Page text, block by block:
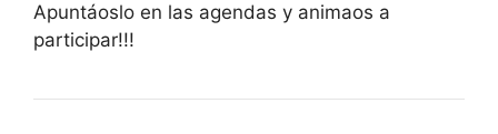
Apuntáoslo en las agendas y animaos a
participar!!!